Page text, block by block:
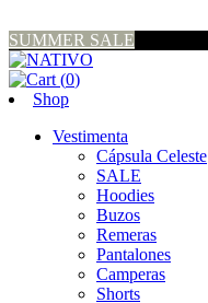
SUMMER SALE
(0)
Shop
Vestimenta
Cápsula Celeste
SALE
Hoodies
Buzos
Remeras
Pantalones
Camperas
Shorts